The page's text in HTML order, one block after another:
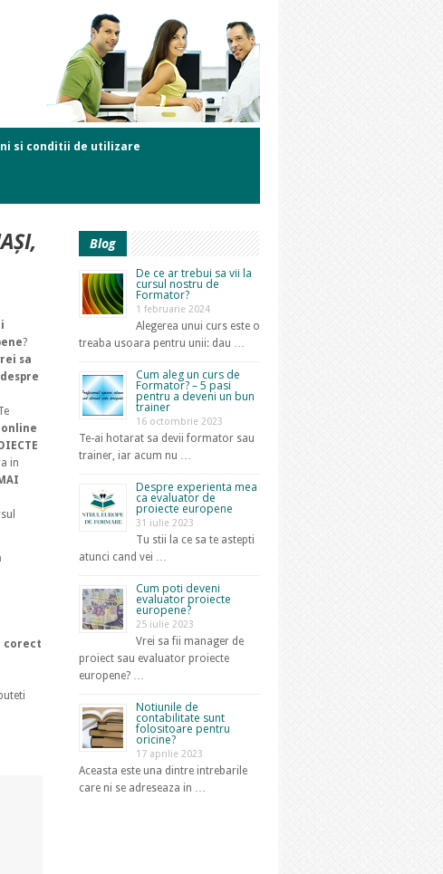
si conditii de utilizare
?
sa
online
in
corect
Blog
De ce ar trebui sa vii la
cursul nostru de
Formator?
1 februarie 2024
Alegerea unui curs este o
treaba usoara pentru unii: dau …
Cum aleg un curs de
Formator? – 5 pasi
pentru a deveni un bun
trainer
16 octombrie 2023
Te-ai hotarat sa devii formator sau
trainer, iar acum nu …
Despre experienta mea
ca evaluator de
proiecte europene
31 iulie 2023
Tu stii la ce sa te astepti
atunci cand vei …
Cum poti deveni
evaluator proiecte
europene?
25 iulie 2023
Vrei sa fii manager de
proiect sau evaluator proiecte
europene? …
Notiunile de
contabilitate sunt
folositoare pentru
oricine?
17 aprilie 2023
Aceasta este una dintre intrebarile
care ni se adreseaza in …